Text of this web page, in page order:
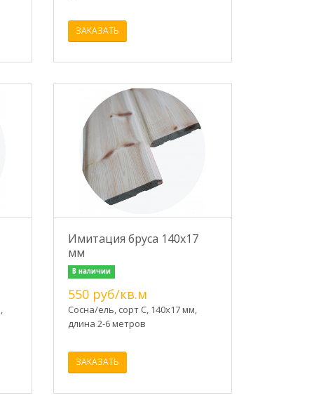
ЗАКАЗАТЬ
Имитация бруса 140х17
мм
В наличии
550 руб/кв.м
Сосна/ель, сорт C, 140х17 мм,
длина 2-6 метров
ЗАКАЗАТЬ